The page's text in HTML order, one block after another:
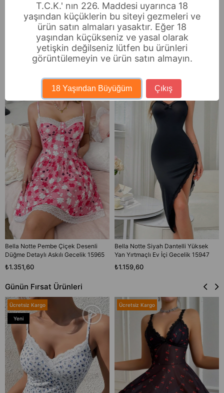
Ödeme Seçenekleri
Sıkça Sorulan Sorular
İade & Değişim
Bella Notte Pembe Çiçek Desenli
Düğme Detaylı Askılı Gecelik 15965
₺1.351,60
Bella Notte Siyah Dantelli Yüksek
Yan Yırtmaçlı Ev İçi Gecelik 15947
₺1.159,60
Günün Fırsat Ürünleri
Ücretsiz Kargo
Yeni
Ücretsiz Kargo
T.C.K.' nın 226. Maddesi uyarınca 18
yaşından küçüklerin bu siteyi gezmeleri ve
ürün satın almaları yasaktır. Eğer 18
yaşından küçükseniz ve yasal olarak
yetişkin değilseniz lütfen bu ürünleri
görüntülemeyin ve ürün satın almayın.
18 Yaşından Büyüğüm Çıkış